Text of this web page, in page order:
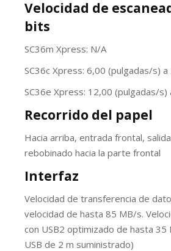
Velocidad de
bits
SC36m Xpress: N/A
SC36c Xpress: 6,00 (pulgadas/s)
SC36e Xpress: 12,00 (pulgadas/s)
Recorrido del papel
Hacia arriba, entrada frontal,
rebobinado hacia la parte frontal
Interfaz
Velocidad de transferencia de
velocidad de hasta 85 MB/s.
con USB2 optimizado de hasta 35
USB de 2 m suministrado)